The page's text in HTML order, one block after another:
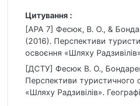
Цитування :
[APA 7] Фесюк, В. О., &
(2016). Перспективи
освоєння «Шляху
туризм, (37).
https://ir.library.knu.ua/handle/
44
[ДСТУ] Фесюк В. О.,
Перспективи туристичного
«Шляху Радзивілів».